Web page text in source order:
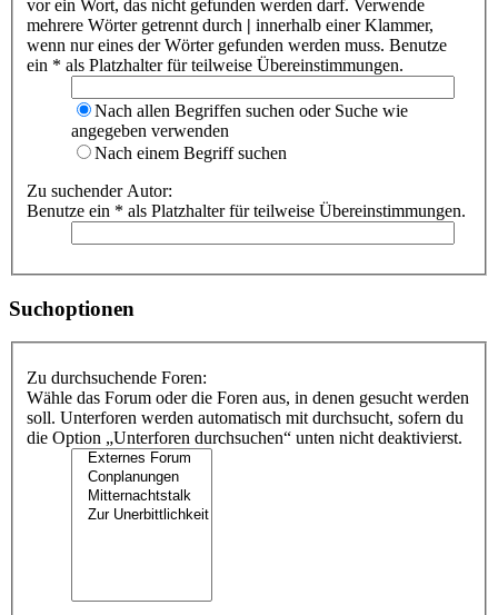
vor ein Wort, das nicht gefunden werden darf. Verwende
mehrere Wörter getrennt durch | innerhalb einer Klammer,
wenn nur eines der Wörter gefunden werden muss. Benutze
ein * als Platzhalter für teilweise Übereinstimmungen.
Nach allen Begriffen suchen oder Suche wie
angegeben verwenden
Nach einem Begriff suchen
Zu suchender Autor:
Benutze ein * als Platzhalter für teilweise Übereinstimmungen.
Suchoptionen
Zu durchsuchende Foren:
Wähle das Forum oder die Foren aus, in denen gesucht werden
soll. Unterforen werden automatisch mit durchsucht, sofern du
die Option „Unterforen durchsuchen“ unten nicht deaktivierst.